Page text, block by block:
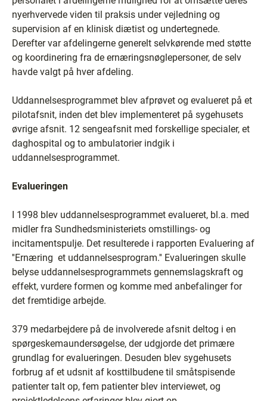
nyerhvervede viden til praksis under vejledning og
supervision af en klinisk diætist og undertegnede.
Derefter var afdelingerne generelt selvkørende med støtte
og koordinering fra de ernæringsnøglepersoner, de selv
havde valgt på hver afdeling.
Uddannelsesprogrammet blev afprøvet og evalueret på et
pilotafsnit, inden det blev implementeret på sygehusets
øvrige afsnit. 12 sengeafsnit med forskellige specialer, et
daghospital og to ambulatorier indgik i
uddannelsesprogrammet.
Evalueringen
I 1998 blev uddannelsesprogrammet evalueret, bl.a. med
midler fra Sundhedsministeriets omstillings- og
incitamentspulje. Det resulterede i rapporten Evaluering af
''Ernæring ­ et uddannelsesprogram.'' Evalueringen skulle
belyse uddannelsesprogrammets gennemslagskraft og
effekt, vurdere formen og komme med anbefalinger for
det fremtidige arbejde.
379 medarbejdere på de involverede afsnit deltog i en
spørgeskemaundersøgelse, der udgjorde det primære
grundlag for evalueringen. Desuden blev sygehusets
forbrug af et udsnit af kosttilbudene til småtspisende
patienter talt op, fem patienter blev interviewet, og